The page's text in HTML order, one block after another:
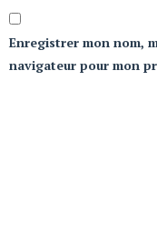
Enregistrer mon nom,
navigateur pour mon